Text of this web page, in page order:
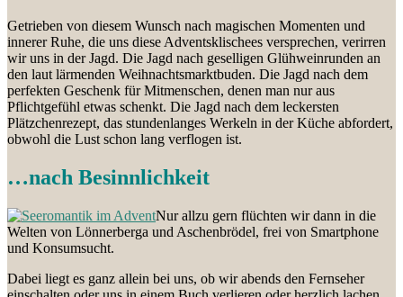
Getrieben von diesem Wunsch nach magischen Momenten und
innerer Ruhe, die uns diese Adventsklischees versprechen, verirren
wir uns in der Jagd. Die Jagd nach geselligen Glühweinrunden an
den laut lärmenden Weihnachtsmarktbuden. Die Jagd nach dem
perfekten Geschenk für Mitmenschen, denen man nur aus
Pflichtgefühl etwas schenkt. Die Jagd nach dem leckersten
Plätzchenrezept, das stundenlanges Werkeln in der Küche abfordert,
obwohl die Lust schon lang verflogen ist.
…nach Besinnlichkeit
Nur allzu gern flüchten wir dann in die
Welten von Lönnerberga und Aschenbrödel, frei von Smartphone
und Konsumsucht.
Dabei liegt es ganz allein bei uns, ob wir abends den Fernseher